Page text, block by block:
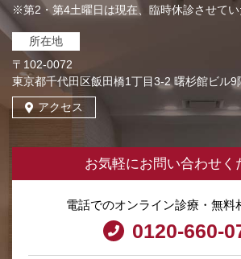
※第2・第4土曜日は現在、臨時休診させてい
所在地
〒102-0072
東京都千代田区飯田橋1丁目3-2 曙杉館ビル9
アクセス
お気軽にお問い合わせく
電話でのオンライン診療・無料
0120-660-